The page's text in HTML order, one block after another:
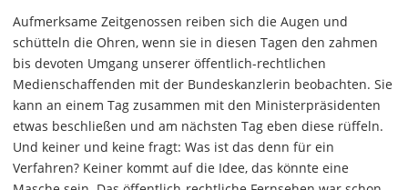
Aufmerksame Zeitgenossen reiben sich die Augen und
schütteln die Ohren, wenn sie in diesen Tagen den zahmen
bis devoten Umgang unserer öffentlich-rechtlichen
Medienschaffenden mit der Bundeskanzlerin beobachten. Sie
kann an einem Tag zusammen mit den Ministerpräsidenten
etwas beschließen und am nächsten Tag eben diese rüffeln.
Und keiner und keine fragt: Was ist das denn für ein
Verfahren? Keiner kommt auf die Idee, das könnte eine